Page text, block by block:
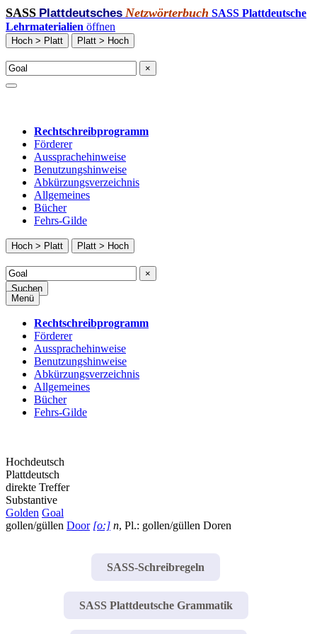
SASS Plattdeutsches Netzwörterbuch SASS Plattdeutsche
Lehrmaterialien öffnen
Hoch > Platt Platt > Hoch
×
Rechtschreibprogramm
Förderer
Aussprachehinweise
Benutzungshinweise
Abkürzungsverzeichnis
Allgemeines
Bücher
Fehrs-Gilde
Hoch > Platt Platt > Hoch
×
Suchen
Menü
Rechtschreibprogramm
Förderer
Aussprachehinweise
Benutzungshinweise
Abkürzungsverzeichnis
Allgemeines
Bücher
Fehrs-Gilde
Hochdeutsch
Plattdeutsch
direkte Treffer
Substantive
Golden Goal
gollen/güllen Door [o:] n, Pl.: gollen/güllen Doren
SASS-Schreibregeln
SASS Plattdeutsche Grammatik